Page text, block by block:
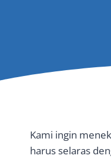
Kami ingin
harus selaras